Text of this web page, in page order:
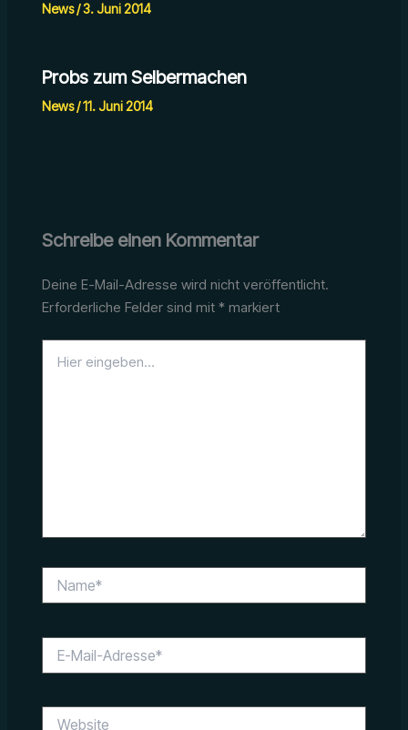
News/3. Juni 2014
Probs zum Selbermachen
News/11. Juni 2014
Schreibe einen Kommentar
Deine E-Mail-Adresse wird nicht veröffentlicht.
Erforderliche Felder sind mit *markiert
eingeben…
Mail-